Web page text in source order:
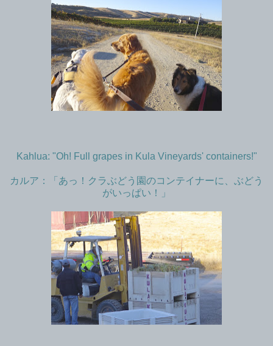
Kahlua: "Oh! Full grapes in Kula Vineyards' containers!"
カルア：「あっ！クラぶどう園のコンテイナーに、ぶどう
がいっぱい！」